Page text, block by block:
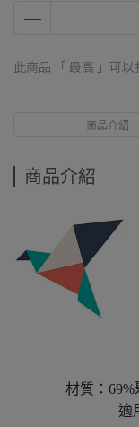
此商品 「 最高 」可
商品介紹
商品介紹
材質：
適